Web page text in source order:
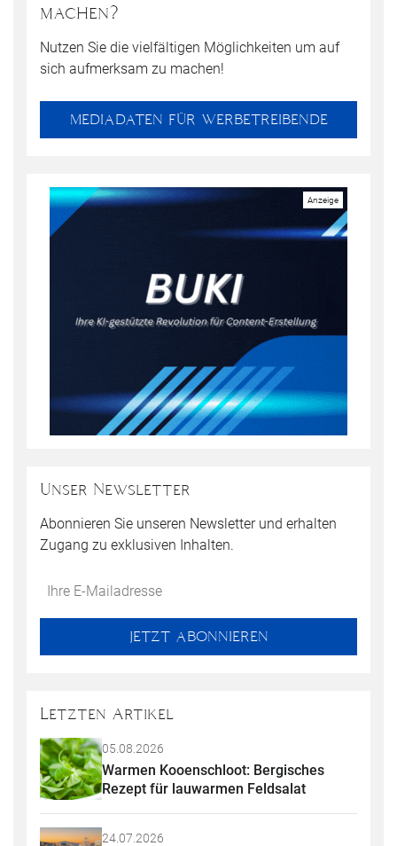
machen?
Nutzen Sie die vielfältigen Möglichkeiten um auf
sich aufmerksam zu machen!
MEDIADATEN FÜR WERBETREIBENDE
Unser Newsletter
Abonnieren Sie unseren Newsletter und erhalten
Zugang zu exklusiven Inhalten.
Do
*Ihre
JETZT ABONNIEREN
Letzten Artikel
05.08.2026
Warmen Kooenschloot: Bergisches
Rezept für lauwarmen Feldsalat
24.07.2026